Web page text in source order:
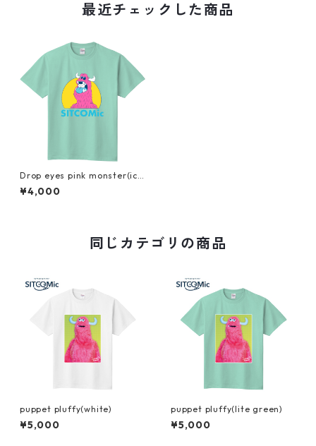
最近チェックした商品
Drop eyes pink monster(ice
green)
¥4,000
同じカテゴリの商品
puppet pluffy(white)
¥5,000
puppet pluffy(lite green)
¥5,000